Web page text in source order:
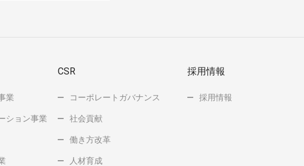
業
ション事業
CSR
コーポレートガバナンス
社会貢献
働き方改革
人材育成
採用情報
採用情報